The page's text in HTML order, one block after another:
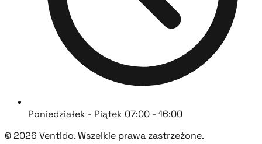
Poniedziałek - Piątek 07:00 - 16:00
© 2026 Ventido. Wszelkie prawa zastrzeżone.